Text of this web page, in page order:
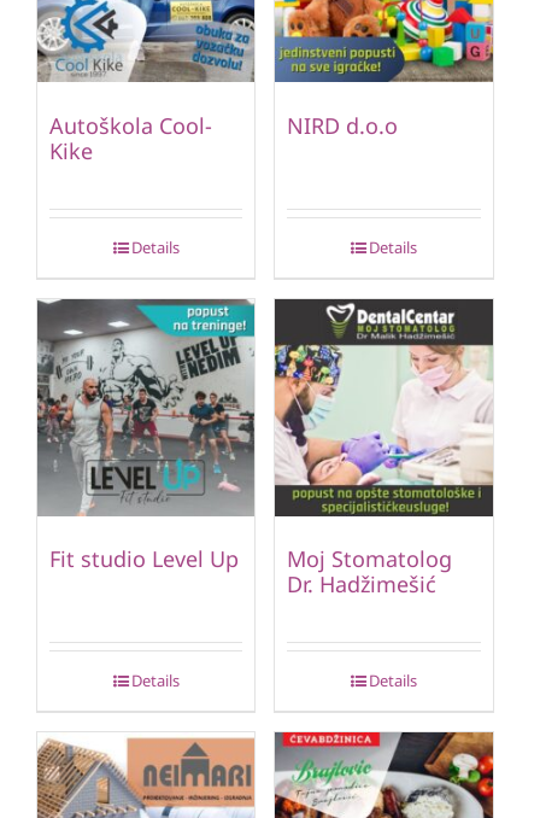
Autoškola Cool-
Kike
Details
NIRD d.o.o
Details
Fit studio Level Up
Details
Moj Stomatolog
Dr. Hadžimešić
Details